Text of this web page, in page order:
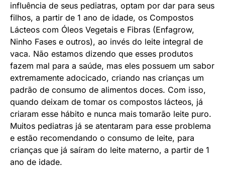
influência de seus pediatras, optam por dar para seus
filhos, a partir de 1 ano de idade, os Compostos
Lácteos com Óleos Vegetais e Fibras (Enfagrow,
Ninho Fases e outros), ao invés do leite integral de
vaca. Não estamos dizendo que esses produtos
fazem mal para a saúde, mas eles possuem um sabor
extremamente adocicado, criando nas crianças um
padrão de consumo de alimentos doces. Com isso,
quando deixam de tomar os compostos lácteos, já
criaram esse hábito e nunca mais tomarão leite puro.
Muitos pediatras já se atentaram para esse problema
e estão recomendando o consumo de leite, para
crianças que já saíram do leite materno, a partir de 1
ano de idade.